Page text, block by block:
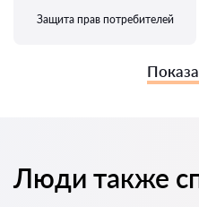
Защита прав потребителей
Люди также